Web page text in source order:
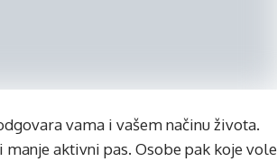
vama i vašem načinu života.
aktivni pas. Osobe pak koje vole